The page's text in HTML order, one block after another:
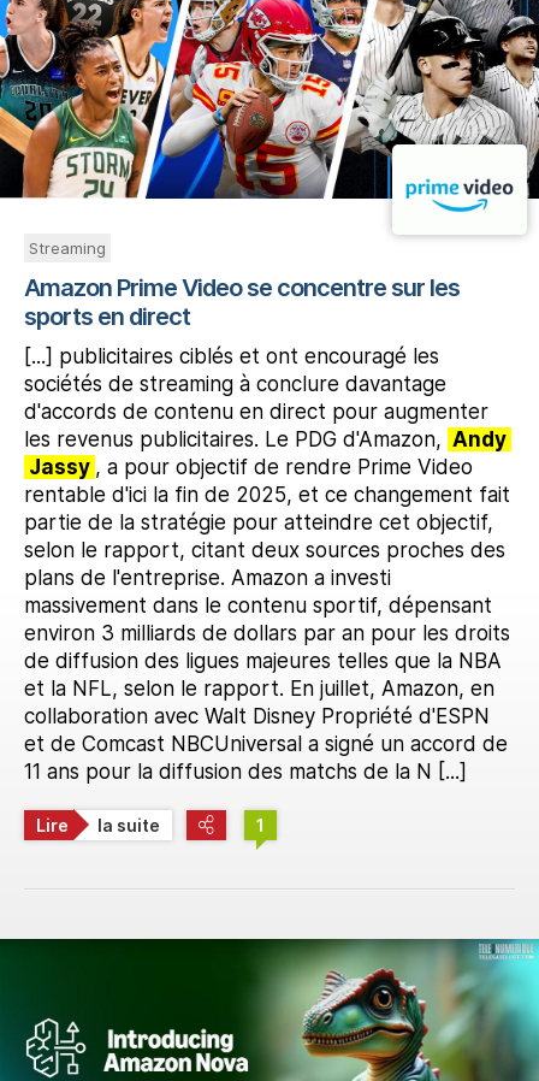
Streaming
Amazon Prime Video se concentre sur les
sports en direct
[...] publicitaires ciblés et ont encouragé les
sociétés de streaming à conclure davantage
d'accords de contenu en direct pour augmenter
les revenus publicitaires. Le PDG d'Amazon, Andy
Jassy , a pour objectif de rendre Prime Video
rentable d'ici la fin de 2025, et ce changement fait
partie de la stratégie pour atteindre cet objectif,
selon le rapport, citant deux sources proches des
plans de l'entreprise. Amazon a investi
massivement dans le contenu sportif, dépensant
environ 3 milliards de dollars par an pour les droits
de diffusion des ligues majeures telles que la NBA
et la NFL, selon le rapport. En juillet, Amazon, en
collaboration avec Walt Disney Propriété d'ESPN
et de Comcast NBCUniversal a signé un accord de
11 ans pour la diffusion des matchs de la N [...]
Lire la suite 1